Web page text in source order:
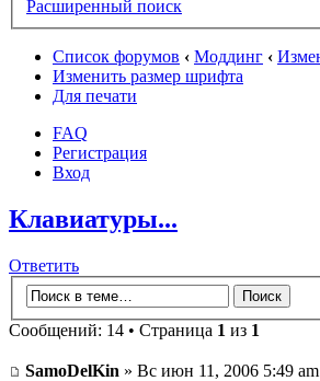
Расширенный поиск
Список форумов ‹ Моддинг ‹
Изменить размер шрифта
Для печати
FAQ
Регистрация
Вход
Клавиатуры...
Ответить
Сообщений: 14 • Страница 1 из 1
SamoDelKin » Вс июн 11, 2006 5:49 am